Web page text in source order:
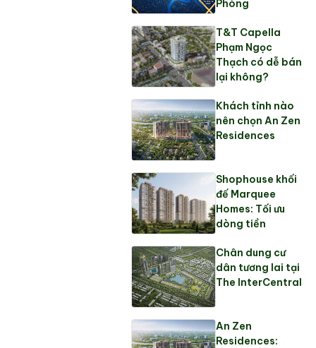
Phòng
T&T Capella
Phạm Ngọc
Thạch có dễ bán
lại không?
Khách tỉnh nào
nên chọn An Zen
Residences
Shophouse khối
đế Marquee
Homes: Tối ưu
dòng tiền
Chân dung cư
dân tương lai tại
The InterCentral
An Zen
Residences: